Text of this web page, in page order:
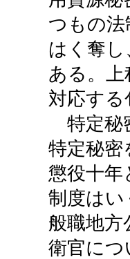
つもの
はく奪
ある。
対応す
特定秘
特定秘
懲役十年
制度はい
般職地方
衛官につ